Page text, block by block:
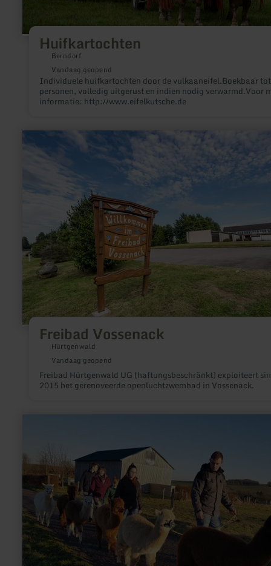
Huifkartochten
Berndorf
Vandaag geopend
Individuele huifkartochten door de vulkaaneifel.Boekbaar
personen, volledig uitgerust en indien nodig verwarmd.Voor
informatie: http://www.eifelkutsche.de
Freibad Vossenack
Hürtgenwald
Vandaag geopend
Freibad Hürtgenwald UG (haftungsbeschränkt) exploiteert
2015 het gerenoveerde openluchtzwembad in Vossenack.
informatie
Vossenack
Alpakas